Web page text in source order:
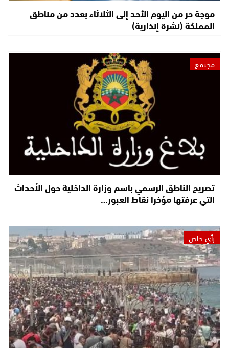
موجة حر من اليوم الأحد إلى الثلاثاء بعدد من مناطق
المملكة (نشرة إنذارية)
مجتمع
تصريح الناطق الرسمي باسم وزارة الداخلية حول الأحداث
التي عرفتها مؤخرا نقاط العبور…
رأي خاص